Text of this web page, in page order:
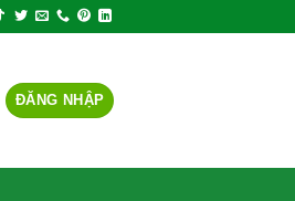
ĐĂNG NHẬP